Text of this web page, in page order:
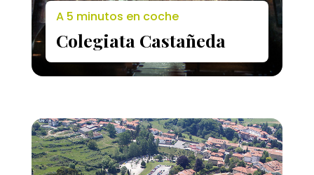
A 5 minutos en coche
Colegiata Castañeda